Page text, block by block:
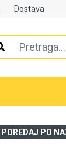
Dostava
POREDAJ PO